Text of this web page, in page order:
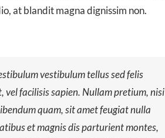
at blandit magna dignissim non.
vestibulum tellus sed felis
vel facilisis sapien. Nullam pretium, nisi
quam, sit amet feugiat nulla
et magnis dis parturient montes,